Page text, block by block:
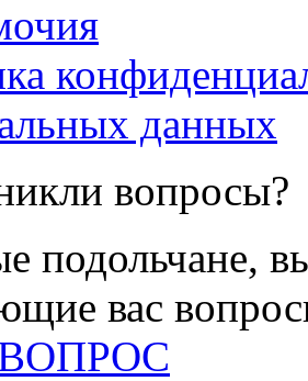
данных
вопросы?
подольчане,
вас